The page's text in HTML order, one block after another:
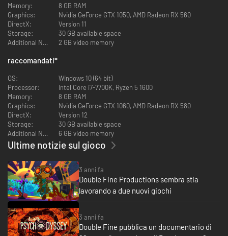
Divertiti con un'innovativa storia cinematica che mescola humor e
intrigo, dal leggendario game designer Tim Schafer (Grim Fandango,
Brütal Legend, Broken Age).
Esplora ambienti unici usando l'abilità di Raz di tuffarsi nei cervelli
delle persone per lottare contro i loro demoni, sbloccare ricordi
nascosti e gestire il loro bagaglio emotivo.
Memory:
8 GB RAM
Graphics:
Nvidia GeForce GTX 1050, AMD Radeon RX 560
DirectX:
Version 11
Storage:
30 GB available space
Additional Notes:
2 GB video memory
raccomandati*
OS:
Windows 10 (64 bit)
Processor:
Intel Core i7-7700K, Ryzen 5 1600
Memory:
8 GB RAM
Graphics:
Nvidia GeForce GTX 1060, AMD Radeon RX 580
DirectX:
Version 12
Storage:
30 GB available space
Additional Notes:
6 GB video memory
Ultime notizie sul gioco
3 anni fa
Double Fine Productions sembra stia
lavorando a due nuovi giochi
3 anni fa
Double Fine pubblica un documentario di